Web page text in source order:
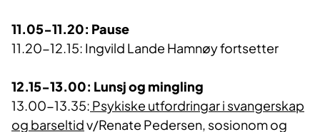
11.05-11.20: Pause
11.20-12.15: Ingvild Lande Hamnøy fortsetter
12.15-13.00: Lunsj og mingling
13.00-13.35: Psykiske utfordringar i svangerskap
og barseltidv/Renate Pedersen, sosionom og